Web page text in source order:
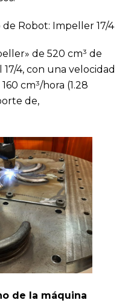
Robot: Impeller 17/4
de 520 cm³ de
4, con una velocidad
cm³/hora (1.28
de,
de la máquina